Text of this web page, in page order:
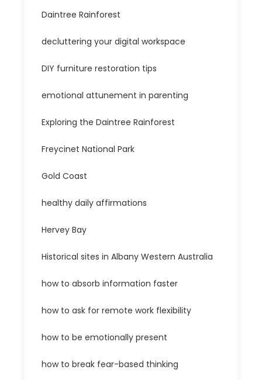
Daintree Rainforest
decluttering your digital workspace
DIY furniture restoration tips
emotional attunement in parenting
Exploring the Daintree Rainforest
Freycinet National Park
Gold Coast
healthy daily affirmations
Hervey Bay
Historical sites in Albany Western Australia
how to absorb information faster
how to ask for remote work flexibility
how to be emotionally present
how to break fear-based thinking